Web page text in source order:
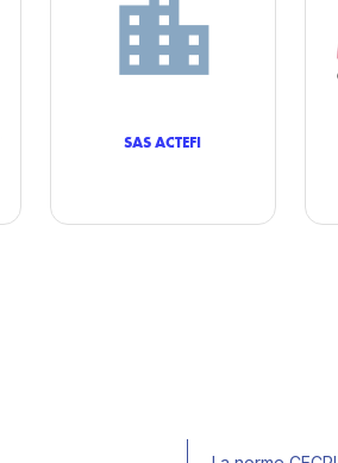
SAS ACTEFI